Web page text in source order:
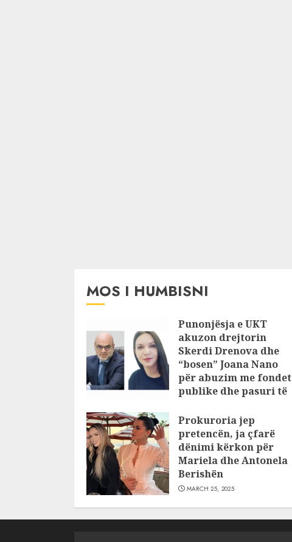
MOS I HUMBISNI
Punonjësja e UKT
akuzon drejtorin
Skerdi Drenova dhe
“bosen” Joana Nano
për abuzim me fondet
publike dhe pasuri të
JULY 24, 2025
Prokuroria jep
pretencën, ja çfarë
dënimi kërkon për
Mariela dhe Antonela
Berishën
MARCH 25, 2025